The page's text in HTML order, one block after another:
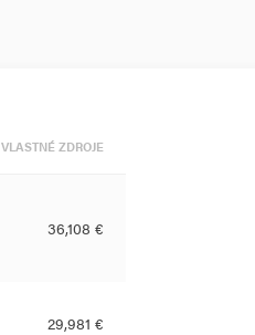
VLASTNÉ ZDROJE
36,108 €
29,981 €